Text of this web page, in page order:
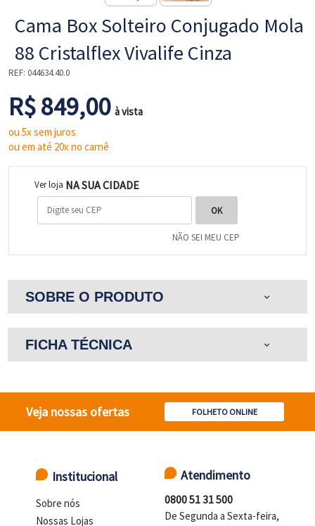
Cama Box Solteiro Conjugado Mola
88 Cristalflex Vivalife Cinza
REF: 044634.40.0
R$ 849,00à vista
ou 5x sem juros
ou em até 20x no carnê
Ver loja NA SUA CIDADE
NÃO SEI MEU CEP
SOBRE O PRODUTO expand_more
FICHA TÉCNICA expand_more
Veja nossas ofertas FOLHETO ONLINE
Institucional
Sobre nós
Nossas Lojas
Atendimento
0800 51 31 500
De Segunda a Sexta-feira,